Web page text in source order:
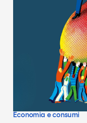
Economia e consumi